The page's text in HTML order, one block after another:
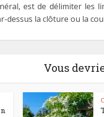
est de délimiter les
dessus la clôture ou la
Vous